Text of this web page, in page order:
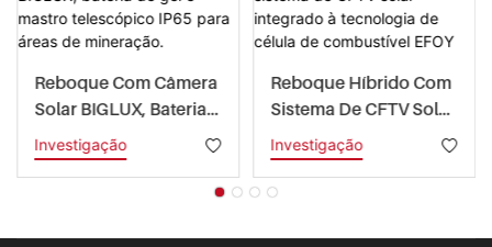
Reboque Com Câmera
Solar BIGLUX, Bateria
De Gel E Mastro
Telescópico IP65 Para
Investigação
Reboque Híbrido Com
Sistema De CFTV Solar
Integrado À
Tecnologia De Célula
De Combustível EFOY
Investigação